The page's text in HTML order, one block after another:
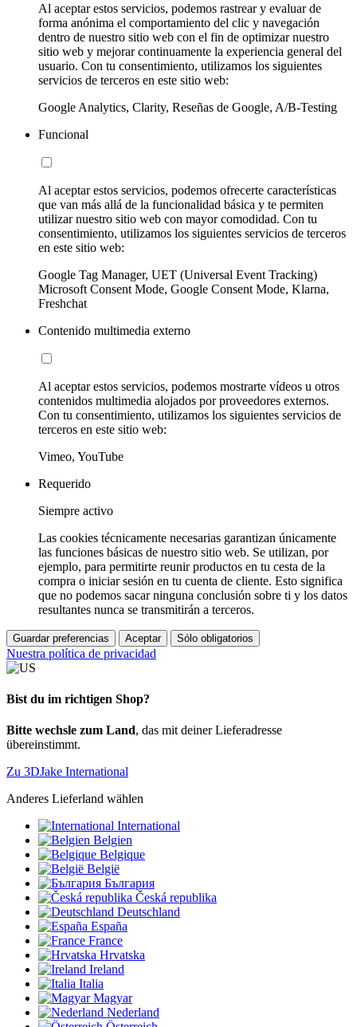
Al aceptar estos servicios, podemos rastrear y evaluar de
forma anónima el comportamiento del clic y navegación
dentro de nuestro sitio web con el fin de optimizar nuestro
sitio web y mejorar continuamente la experiencia general del
usuario. Con tu consentimiento, utilizamos los siguientes
servicios de terceros en este sitio web:
Google Analytics, Clarity, Reseñas de Google, A/B-Testing
Funcional
Al aceptar estos servicios, podemos ofrecerte características
que van más allá de la funcionalidad básica y te permiten
utilizar nuestro sitio web con mayor comodidad. Con tu
consentimiento, utilizamos los siguientes servicios de terceros
en este sitio web:
Google Tag Manager, UET (Universal Event Tracking)
Microsoft Consent Mode, Google Consent Mode, Klarna,
Freshchat
Contenido multimedia externo
Al aceptar estos servicios, podemos mostrarte vídeos u otros
contenidos multimedia alojados por proveedores externos.
Con tu consentimiento, utilizamos los siguientes servicios de
terceros en este sitio web:
Vimeo, YouTube
Requerido
Siempre activo
Las cookies técnicamente necesarias garantizan únicamente
las funciones básicas de nuestro sitio web. Se utilizan, por
ejemplo, para permitirte reunir productos en tu cesta de la
compra o iniciar sesión en tu cuenta de cliente. Esto significa
que no podemos sacar ninguna conclusión sobre ti y los datos
resultantes nunca se transmitirán a terceros.
Guardar preferencias Aceptar Sólo obligatorios
Nuestra política de privacidad
Bist du im richtigen Shop?
Bitte wechsle zum Land, das mit deiner Lieferadresse
übereinstimmt.
Zu 3DJake International
Anderes Lieferland wählen
International
Belgien
Belgique
België
България
Česká republika
Deutschland
España
France
Hrvatska
Ireland
Italia
Magyar
Nederland